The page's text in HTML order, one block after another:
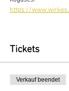
https://
Tickets
Verkauf beendet